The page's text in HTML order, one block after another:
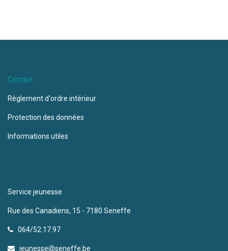
Contact
Règlement d'ordre intérieur
Protection des données
Informations utiles
Service jeunesse
Rue des Canadiens, 15 - 7180 Seneffe
064/52.17.97
jeunesse@seneffe.be